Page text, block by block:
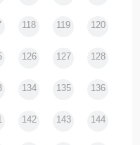
118 119 120
126 127 128
134 135 136
142 143 144